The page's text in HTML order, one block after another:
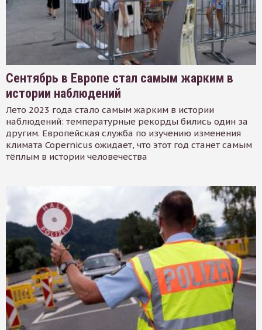
Сентябрь в Европе стал самым жарким в
истории наблюдений
Лето 2023 года стало самым жарким в истории
наблюдений: температурные рекорды бились один за
другим. Европейская служба по изучению изменения
климата Copernicus ожидает, что этот год станет самым
тёплым в истории человечества